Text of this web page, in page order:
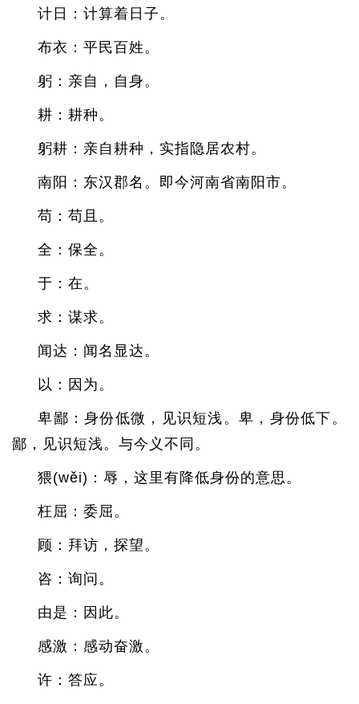
计日：计算着日子。
布衣：平民百姓。
躬：亲自，自身。
耕：耕种。
躬耕：亲自耕种，实指隐居农村。
南阳：东汉郡名。即今河南省南阳市。
苟：苟且。
全：保全。
于：在。
求：谋求。
闻达：闻名显达。
以：因为。
卑鄙：身份低微，见识短浅。卑，身份低下。
鄙，见识短浅。与今义不同。
猥(wěi)：辱，这里有降低身份的意思。
枉屈：委屈。
顾：拜访，探望。
咨：询问。
由是：因此。
感激：感动奋激。
许：答应。